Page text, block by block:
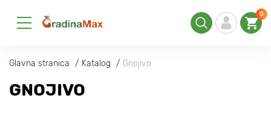
0
Glavna stranica Katalog Gnojivo
GNOJIVO